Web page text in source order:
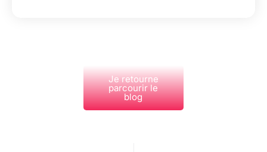
Je retourne
parcourir le
blog